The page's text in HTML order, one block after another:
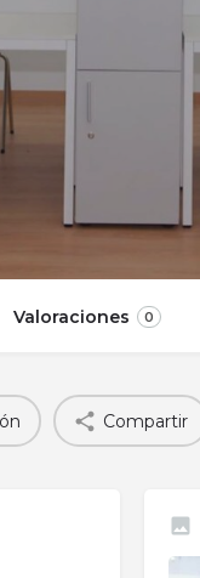
Valoraciones 0
Compartir